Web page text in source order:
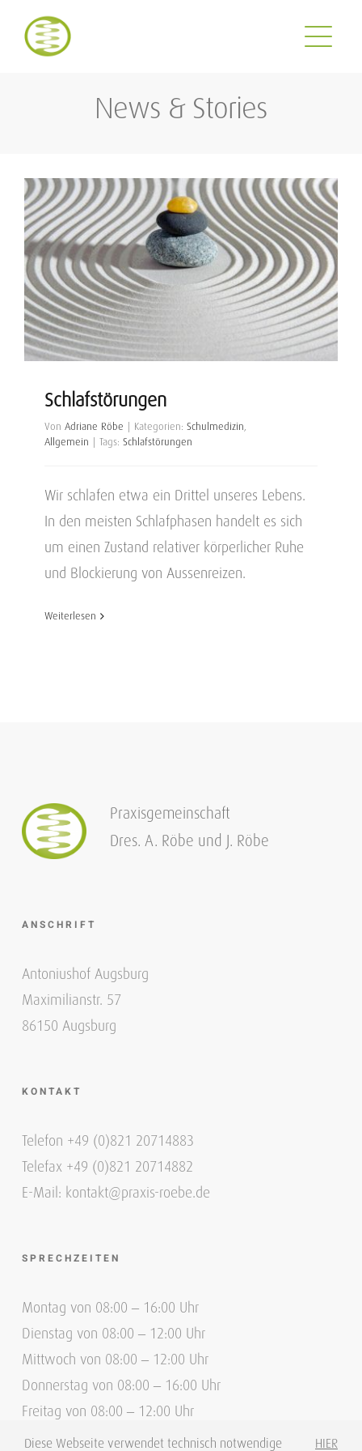
Inhalt
News & Stories
Schlafstörungen
Von Adriane Röbe Kategorien: Schulmedizin,
Allgemein
Tags: Schlafstörungen
Wir schlafen etwa ein Drittel unseres Lebens.
In den meisten Schlafphasen handelt es sich
um einen Zustand relativer körperlicher Ruhe
und Blockierung von Aussenreizen.
Weiterlesen
Praxisgemeinschaft
Dres. A. Röbe und J. Röbe
ANSCHRIFT
Antoniushof Augsburg
Maximilianstr. 57
86150 Augsburg
KONTAKT
Telefon +49 (0)821 20714883
Telefax +49 (0)821 20714882
E-Mail: kontakt@praxis-roebe.de
SPRECHZEITEN
Montag von 08:00 – 16:00 Uhr
Dienstag von 08:00 – 12:00 Uhr
Mittwoch von 08:00 – 12:00 Uhr
Donnerstag von 08:00 – 16:00 Uhr
Freitag von 08:00 – 12:00 Uhr
Diese Webseite verwendet technisch notwendige HIER